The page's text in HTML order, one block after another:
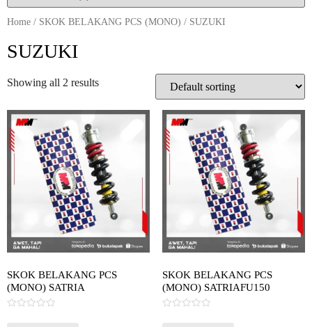
Home / SKOK BELAKANG PCS (MONO) / SUZUKI
SUZUKI
Showing all 2 results
SKOK BELAKANG PCS
(MONO) SATRIA
SKOK BELAKANG PCS
(MONO) SATRIAFU150